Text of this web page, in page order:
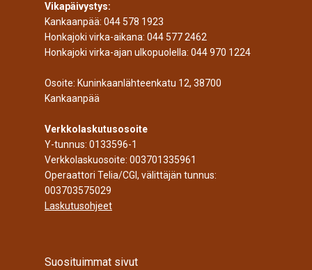
Vikapäivystys:
Kankaanpää: 044 578 1923
Honkajoki virka-aikana: 044 577 2462
Honkajoki virka-ajan ulkopuolella: 044 970 1224
Osoite: Kuninkaanlähteenkatu 12, 38700
Kankaanpää
Verkkolaskutusosoite
Y-tunnus: 0133596-1
Verkkolaskuosoite: 003701335961
Operaattori Telia/CGI, välittäjän tunnus:
003703575029
Laskutusohjeet
Suosituimmat sivut